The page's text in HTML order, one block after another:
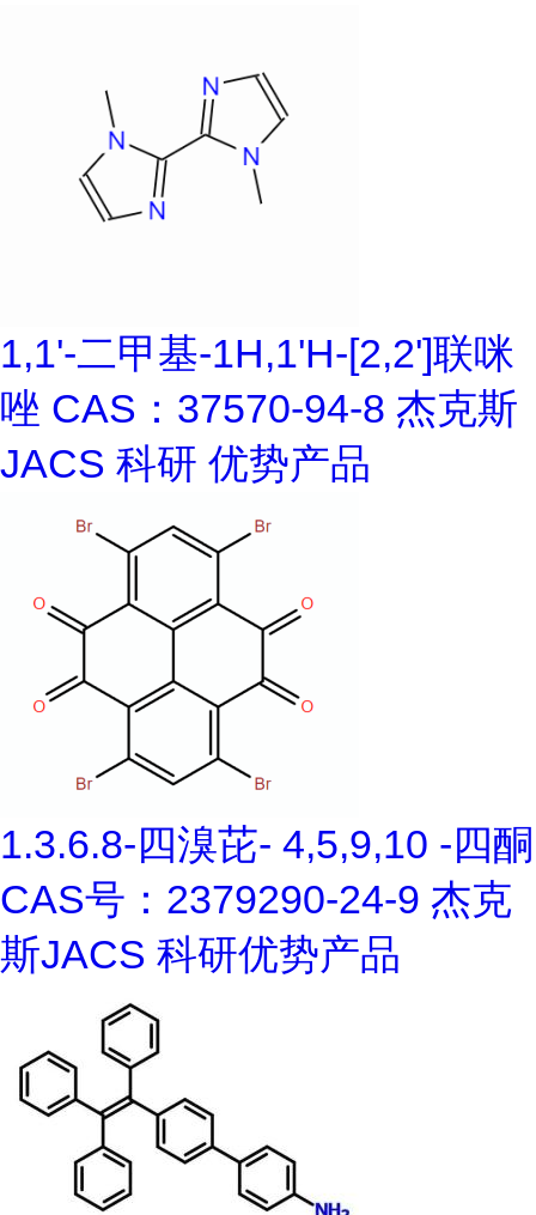
1,1'-二甲基-1H,1'H-[2,2']联咪
唑 CAS：37570-94-8 杰克斯
JACS 科研 优势产品
1.3.6.8-四溴芘- 4,5,9,10 -四酮
CAS号：2379290-24-9 杰克
斯JACS 科研优势产品